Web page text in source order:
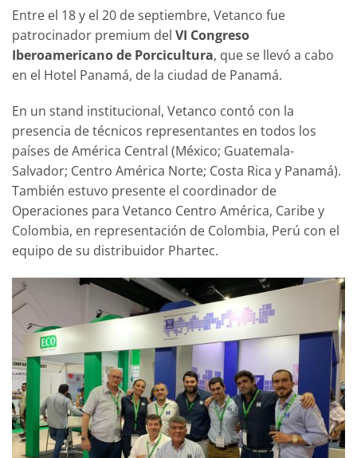
Entre el 18 y el 20 de septiembre, Vetanco fue
patrocinador premium del VI Congreso
Iberoamericano de Porcicultura, que se llevó a cabo
en el Hotel Panamá, de la ciudad de Panamá.
En un stand institucional, Vetanco contó con la
presencia de técnicos representantes en todos los
países de América Central (México; Guatemala-
Salvador; Centro América Norte; Costa Rica y Panamá).
También estuvo presente el coordinador de
Operaciones para Vetanco Centro América, Caribe y
Colombia, en representación de Colombia, Perú con el
equipo de su distribuidor Phartec.